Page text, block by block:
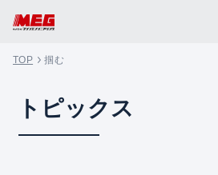
トップ
製品・サポート
TOP 掴む
トピックス